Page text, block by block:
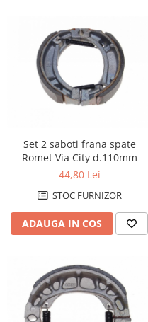
Set 2 saboti frana spate
Romet Via City d.110mm
44,80 Lei
STOC FURNIZOR
ADAUGA IN COS